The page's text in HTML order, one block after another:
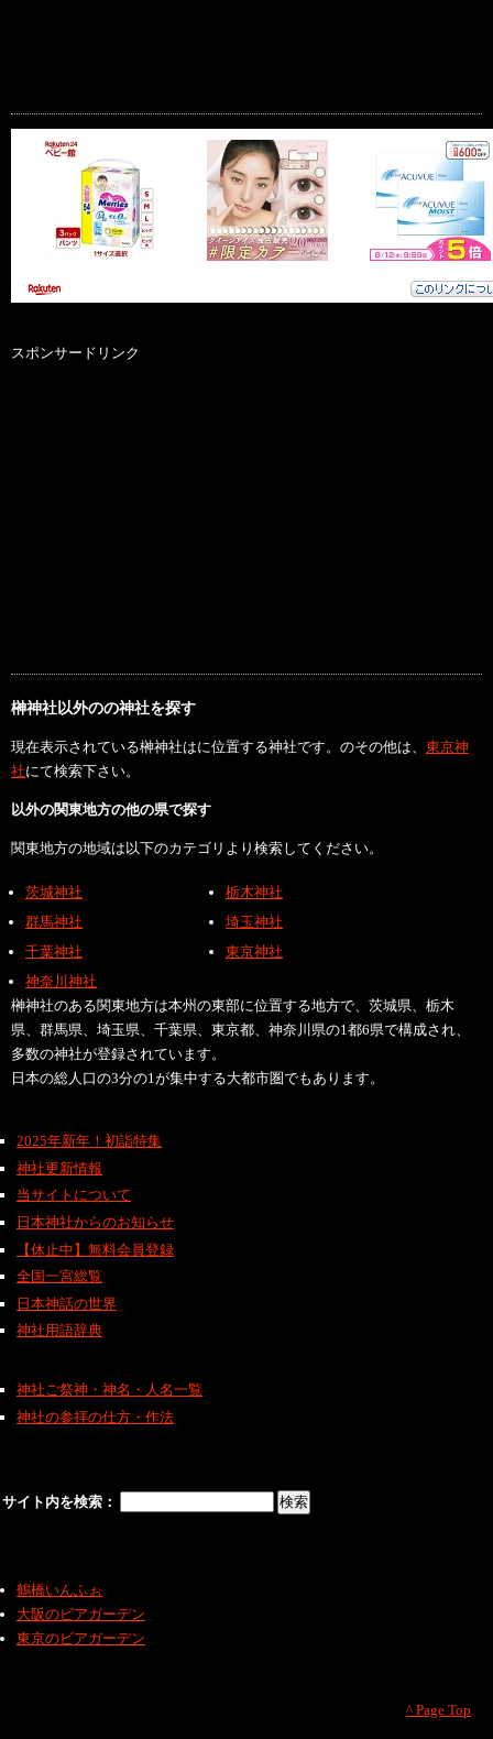
スポンサードリンク
榊神社以外のの神社を探す
現在表示されている榊神社はに位置する神社です。のその他は、 東京神
社にて検索下さい。
以外の関東地方の他の県で探す
関東地方の地域は以下のカテゴリより検索してください。
茨城神社
栃木神社
群馬神社
埼玉神社
千葉神社
東京神社
神奈川神社
榊神社のある関東地方は本州の東部に位置する地方で、茨城県、栃木
県、群馬県、埼玉県、千葉県、東京都、神奈川県の1都6県で構成され、
多数の神社が登録されています。
日本の総人口の3分の1が集中する大都市圏でもあります。
2025年新年！初詣特集
神社更新情報
当サイトについて
日本神社からのお知らせ
【休止中】無料会員登録
全国一宮総覧
日本神話の世界
神社用語辞典
神社ご祭神・神名・人名一覧
神社の参拝の仕方・作法
サイト内を検索：
鶴橋いんふぉ
大阪のビアガーデン
東京のビアガーデン
^ Page Top